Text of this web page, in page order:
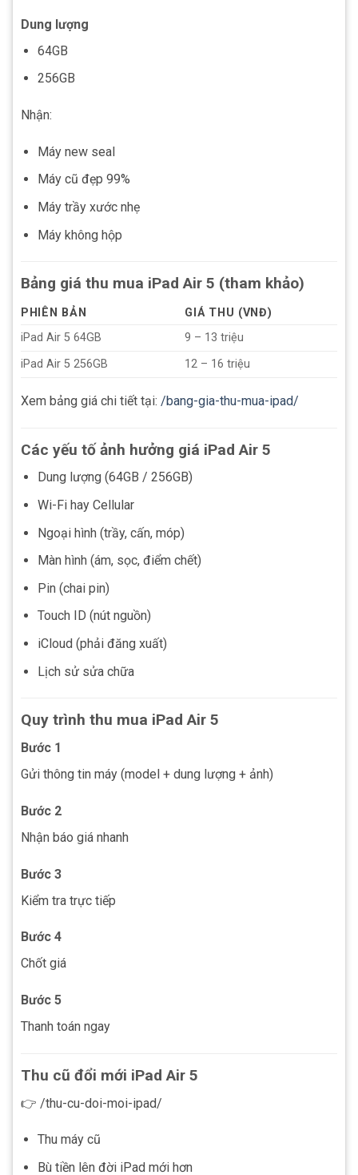
Dung lượng
64GB
256GB
Nhận:
Máy new seal
Máy cũ đẹp 99%
Máy trầy xước nhẹ
Máy không hộp
Bảng giá thu mua iPad Air 5 (tham khảo)
PHIÊN BẢN
GIÁ THU (VNĐ)
iPad Air 5 64GB
9 – 13 triệu
iPad Air 5 256GB
12 – 16 triệu
Xem bảng giá chi tiết tại: /bang-gia-thu-mua-ipad/
Các yếu tố ảnh hưởng giá iPad Air 5
Dung lượng (64GB / 256GB)
Wi-Fi hay Cellular
Ngoại hình (trầy, cấn, móp)
Màn hình (ám, sọc, điểm chết)
Pin (chai pin)
Touch ID (nút nguồn)
iCloud (phải đăng xuất)
Lịch sử sửa chữa
Quy trình thu mua iPad Air 5
Bước 1
Gửi thông tin máy (model + dung lượng + ảnh)
Bước 2
Nhận báo giá nhanh
Bước 3
Kiểm tra trực tiếp
Bước 4
Chốt giá
Bước 5
Thanh toán ngay
Thu cũ đổi mới iPad Air 5
👉 /thu-cu-doi-moi-ipad/
Thu máy cũ
Bù tiền lên đời iPad mới hơn